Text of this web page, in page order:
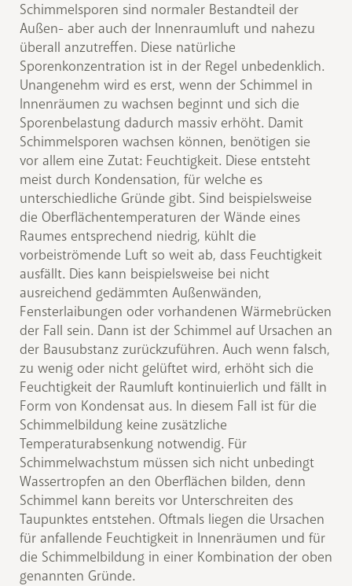
Schimmelsporen sind normaler Bestandteil der
Außen- aber auch der Innenraumluft und nahezu
überall anzutreffen. Diese natürliche
Sporenkonzentration ist in der Regel unbedenklich.
Unangenehm wird es erst, wenn der Schimmel in
Innenräumen zu wachsen beginnt und sich die
Sporenbelastung dadurch massiv erhöht. Damit
Schimmelsporen wachsen können, benötigen sie
vor allem eine Zutat: Feuchtigkeit. Diese entsteht
meist durch Kondensation, für welche es
unterschiedliche Gründe gibt. Sind beispielsweise
die Oberflächentemperaturen der Wände eines
Raumes entsprechend niedrig, kühlt die
vorbeiströmende Luft so weit ab, dass Feuchtigkeit
ausfällt. Dies kann beispielsweise bei nicht
ausreichend gedämmten Außenwänden,
Fensterlaibungen oder vorhandenen Wärmebrücken
der Fall sein. Dann ist der Schimmel auf Ursachen an
der Bausubstanz zurückzuführen. Auch wenn falsch,
zu wenig oder nicht gelüftet wird, erhöht sich die
Feuchtigkeit der Raumluft kontinuierlich und fällt in
Form von Kondensat aus. In diesem Fall ist für die
Schimmelbildung keine zusätzliche
Temperaturabsenkung notwendig. Für
Schimmelwachstum müssen sich nicht unbedingt
Wassertropfen an den Oberflächen bilden, denn
Schimmel kann bereits vor Unterschreiten des
Taupunktes entstehen. Oftmals liegen die Ursachen
für anfallende Feuchtigkeit in Innenräumen und für
die Schimmelbildung in einer Kombination der oben
genannten Gründe.